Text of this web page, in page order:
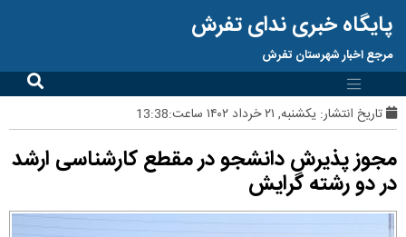
پایگاه خبری ندای تفرش
مرجع اخبار شهرستان تفرش
تاریخ انتشار: یکشنبه, ۲۱ خرداد ۱۴۰۲ ساعت:13:38
مجوز پذیرش دانشجو در مقطع کارشناسی ارشد
در دو رشته گرایش